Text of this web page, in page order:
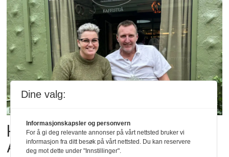
Her er de tre finalistene i
Årets Bakeri 2026
Dine valg:
Informasjonskapsler og personvern
For å gi deg relevante annonser på vårt nettsted bruker vi
informasjon fra ditt besøk på vårt nettsted. Du kan reservere
deg mot dette under "Innstillinger".